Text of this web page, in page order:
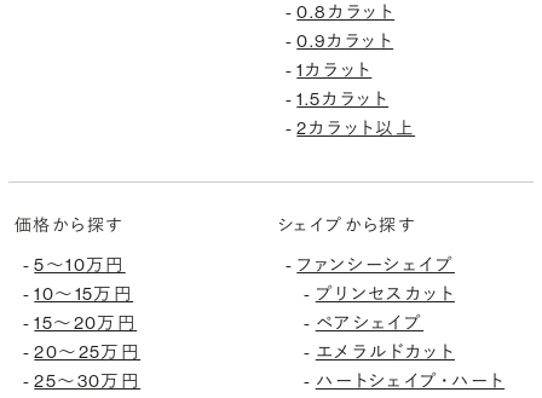
-0.8カラット
-0.9カラット
-1カラット
-1.5カラット
-2カラット以上
価格から探す
-5〜10万円
-10〜15万円
-15〜20万円
-20〜25万円
-25〜30万円
シェイプから探す
- ファンシーシェイプ
- プリンセスカット
- ペアシェイプ
- エメラルドカット
- ハートシェイプ・ハート